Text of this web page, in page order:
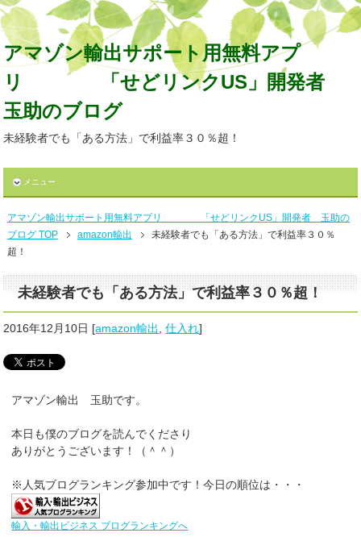
アマゾン輸出サポート用無料アプ
リ 「せどリンクUS」開発者
玉助のブログ
未経験者でも「ある方法」で利益率３０％超！
メニュー
アマゾン輸出サポート用無料アプリ 「せどリンクUS」開発者 玉助の
ブログ TOP
amazon輸出
未経験者でも「ある方法」で利益率３０％
超！
未経験者でも「ある方法」で利益率３０％超！
2016年12月10日 [amazon輸出 ,仕入れ]
アマゾン輸出 玉助です。
本日も僕のブログを読んでくださり
ありがとうございます！（＾＾）
※人気ブログランキング参加中です！今日の順位は・・・
輸入・輸出ビジネス ブログランキングへ